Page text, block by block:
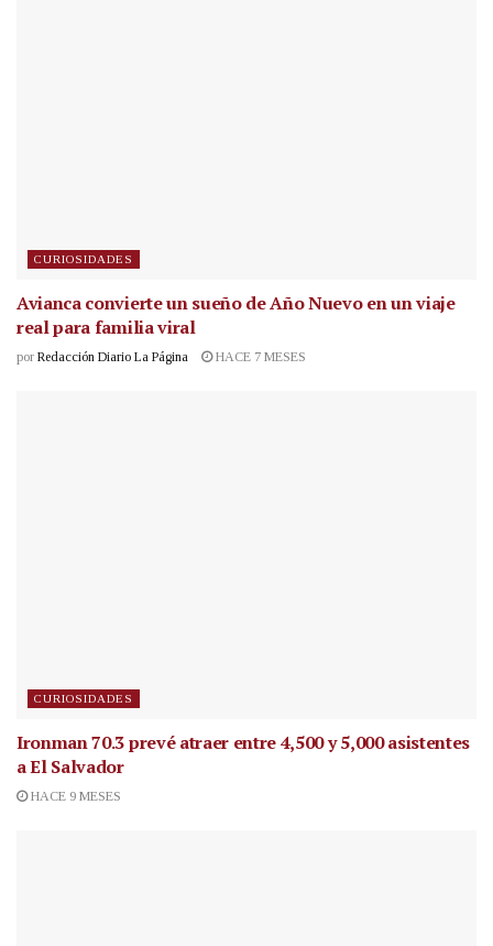
CURIOSIDADES
Avianca convierte un sueño de Año Nuevo en un viaje
real para familia viral
por Redacción Diario La Página HACE 7 MESES
CURIOSIDADES
Ironman 70.3 prevé atraer entre 4,500 y 5,000 asistentes
a El Salvador
HACE 9 MESES